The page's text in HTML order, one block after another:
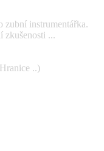
zubní instrumentářka.
zkušenosti ...
..)